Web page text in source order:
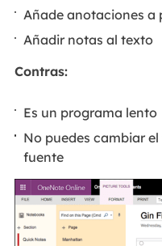
Añade anotaciones a
Añadir notas al texto
Contras:
Es un programa lento
No puedes cambiar
fuente